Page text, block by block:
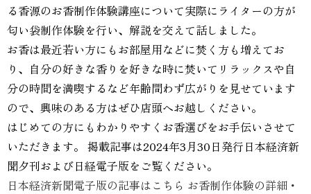
る香源のお香制作体験講座について実際にライターの方が
匂い袋制作体験を行い、解説を交えて話しました。
お香は最近若い方にもお部屋用などに焚く方も増えてお
り、自分の好きな香りを好きな時に焚いてリラックスや自
分の時間を満喫するなど年齢問わず広がりを見せています
ので、興味のある方はぜひ店頭へお越しください。
はじめての方にもわかりやすくお香選びをお手伝いさせて
いただきます。 掲載記事は2024年3月30日発行日本経済新
聞夕刊および日経電子版をご覧ください。
日本経済新聞電子版の記事はこちら お香制作体験の詳細・